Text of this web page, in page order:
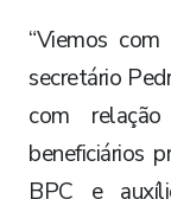
“Viemos
secretário
com
beneficiários
BPC e